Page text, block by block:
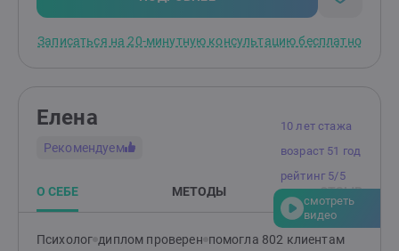
трудности в расслаблении и отдыхеПерфекционизм,
собойПсихосоматика, телесные блоки, сложности в
расширить, масштабироватьНегативные установки
потерять бизнес, работу, страх нищетыСтрах
последствий больших денег, высокого статуса,
успехаСтрашно уйти с найма в свой бизнесТеряю
деньги, бизнес и др. повторяющиеся сценарии*
Семья, родители, отношенияОбиды на родителей,
взаимное непонимание, ссорыНеудовлетворенность
Записаться на 20-минутную консультацию бесплатно
10 лет стажа
возраст 51 год
рейтинг 5/5
смотреть
видео
Елена
Рекомендуем
О СЕБЕ МЕТОДЫ ОТЗЫВ
Психолог диплом проверен помогла 802 клиентам